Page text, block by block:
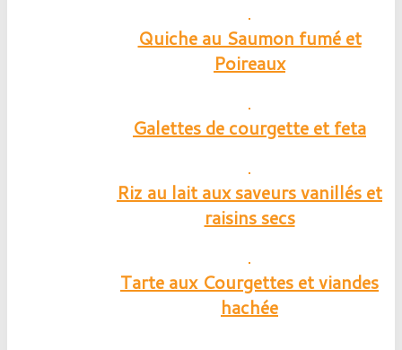
Quiche au Saumon fumé et
Poireaux
Galettes de courgette et feta
Riz au lait aux saveurs vanillés et
raisins secs
Tarte aux Courgettes et viandes
hachée